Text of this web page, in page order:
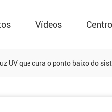
Vídeos
UV que cura o ponto baixo do